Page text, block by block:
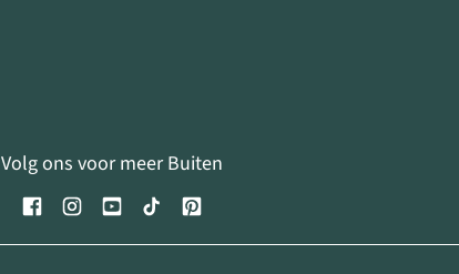
Volg ons voor meer Buiten